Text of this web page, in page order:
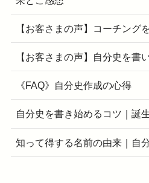
【お客さまの声】コーチング
【お客さまの声】自分史を書
《FAQ》自分史作成の心得
自分史を書き始めるコツ｜誕
知って得する名前の由来｜自